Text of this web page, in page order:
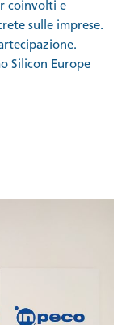
coinvolti e
sulle imprese.
Silicon Europe